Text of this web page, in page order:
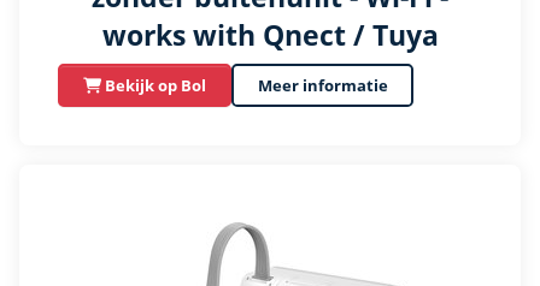
works with Qnect / Tuya
Bekijk op Bol Meer informatie